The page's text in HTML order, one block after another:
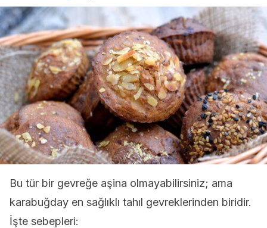
Bu tür bir gevreğe aşina olmayabilirsiniz; ama
karabuğday en sağlıklı tahıl gevreklerinden biridir.
İşte sebepleri: